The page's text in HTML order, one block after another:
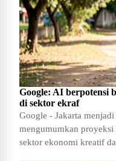
Google: AI berpotensi
di sektor ekraf
Google - Jakarta
mengumumkan proyeksi
sektor ekonomi kreatif